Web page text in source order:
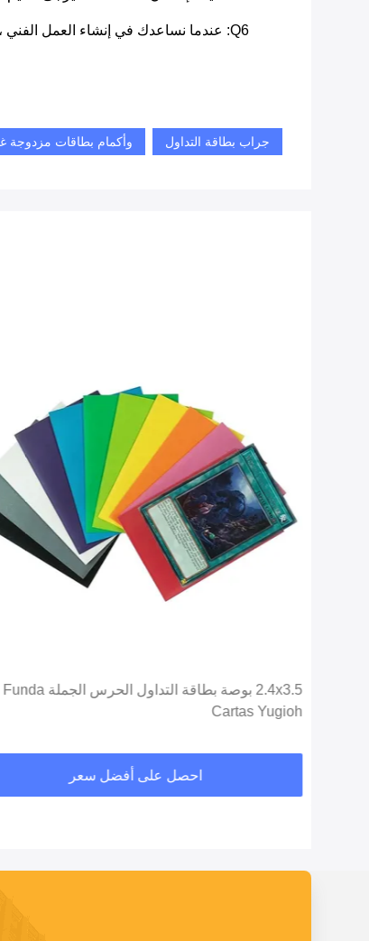
جراب بطاقة التداول وأكمام بطاقات مزدوجة
2.4x3.5 بوصة بطاقة التداول الحرس الجملة Funda
Cartas Yugioh
احصل على أفضل سعر